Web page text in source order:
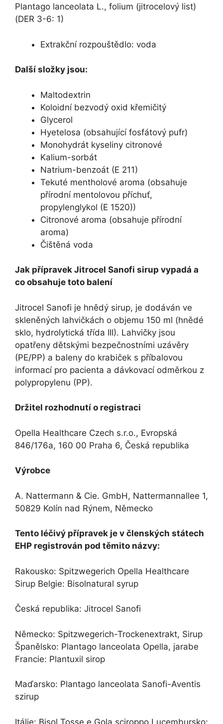
Plantago lanceolata L., folium (jitrocelový list)
(DER 3-6: 1)
Extrakční rozpouštědlo: voda
Další složky jsou:
Maltodextrin
Koloidní bezvodý oxid křemičitý
Glycerol
Hyetelosa (obsahující fosfátový pufr)
Monohydrát kyseliny citronové
Kalium-sorbát
Natrium-benzoát (E 211)
Tekuté mentholové aroma (obsahuje
přírodní mentolovou příchuť,
propylenglykol (E 1520))
Citronové aroma (obsahuje přírodní
aroma)
Čištěná voda
Jak přípravek Jitrocel Sanofi sirup vypadá a
co obsahuje toto balení
Jitrocel Sanofi je hnědý sirup, je dodáván ve
skleněných lahvičkách o objemu 150 ml (hnědé
sklo, hydrolytická třída III). Lahvičky jsou
opatřeny dětskými bezpečnostními uzávěry
(PE/PP) a baleny do krabiček s příbalovou
informací pro pacienta a dávkovací odměrkou z
polypropylenu (PP).
Držitel rozhodnutí o registraci
Opella Healthcare Czech s.r.o., Evropská
846/176a, 160 00 Praha 6, Česká republika
Výrobce
A. Nattermann & Cie. GmbH, Nattermannallee 1,
50829 Kolín nad Rýnem, Německo
Tento léčivý přípravek je v členských státech
EHP registrován pod těmito názvy:
Rakousko: Spitzwegerich Opella Healthcare
Sirup Belgie: Bisolnatural syrup
Česká republika: Jitrocel Sanofi
Německo: Spitzwegerich-Trockenextrakt, Sirup
Španělsko: Plantago lanceolata Opella, jarabe
Francie: Plantuxil sirop
Maďarsko: Plantago lanceolata Sanofi-Aventis
szirup
Itálie: Bisol Tosse e Gola sciroppo Lucembursko: